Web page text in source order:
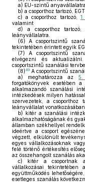
a) EU-szintű anyavállalatra,
b) a csoporthoz tartozó,
c) a csoporthoz tartozó,
valamint
d) a csoporthoz
leányvállalatra.
(6) A csoportszintű
tekintetében érintett egyik
(7) A csoportszintű
elvégezni és
csoportszintű szanálási
(8)49 A csoportszintű
a) meghatározza az
forgatókönyvek esetében
alkalmazandó szanálási
intézkedések milyen
szervezetek, a csoporthoz
leányvállalat vonatkozásában,
b) kitér a szanálási
alkalmazhatóságának és
államban székhellyel
ideértve a csoport
végzett, elkülönült
egyes vállalkozásoknak
felé történő értékesítés
az összehangolt szanálás
c) kitér a csoportnak a
vállalkozásai tekintetében
együttműködés
esetleges szanálás